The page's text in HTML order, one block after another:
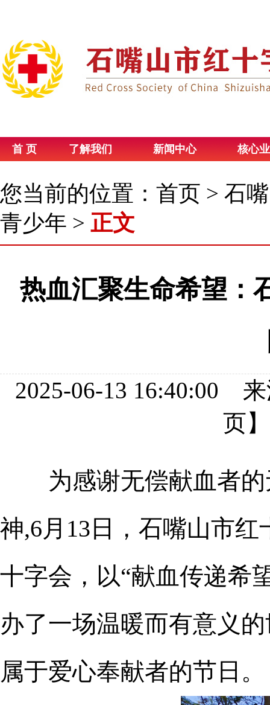
首 页 了解我们 新闻中心 核心
您当前的位置： 首页 > 石
青少年 > 正文
热血汇聚生命希望：
2025-06-13 16:40:00
页
为感谢无偿献血者的
神,6月13日，石嘴山市
十字会，以“献血传递希
办了一场温暖而有意义
属于爱心奉献者的节日。